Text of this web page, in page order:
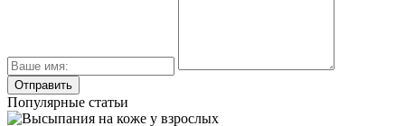
Популярные статьи